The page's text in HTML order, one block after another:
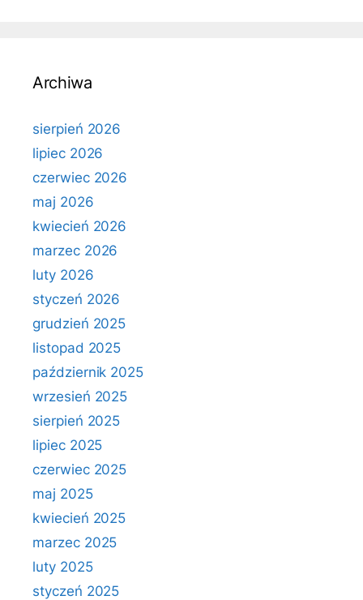
Archiwa
sierpień 2026
lipiec 2026
czerwiec 2026
maj 2026
kwiecień 2026
marzec 2026
luty 2026
styczeń 2026
grudzień 2025
listopad 2025
październik 2025
wrzesień 2025
sierpień 2025
lipiec 2025
czerwiec 2025
maj 2025
kwiecień 2025
marzec 2025
luty 2025
styczeń 2025